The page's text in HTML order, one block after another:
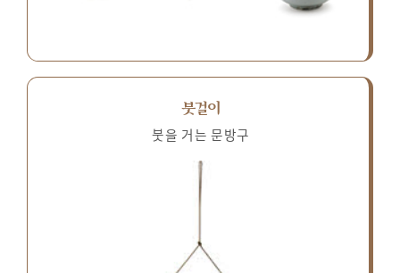
붓걸이
붓을 거는 문방구